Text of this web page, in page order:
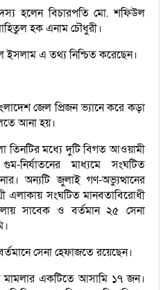
হলেন বিচারপতি মো. শফিউল
হক এনাম চৌধুরী।
ইসলাম এ তথ্য নিশ্চিত করেছেন।
জেল প্রিজন ভ্যানে করে কড়া
আনা হয়।
তিনটির মধ্যে দুটি বিগত আওয়ামী
নির্যাতনের মাধ্যমে সংঘটিত
অন্যটি জুলাই গণ-অভ্যুত্থানের
এলাকায় সংঘটিত মানবতাবিরোধী
সাবেক ও বর্তমান ২৫ সেনা
সেনা হেফাজতে রয়েছেন।
মামলার একটিতে আসামি ১৭ জন।